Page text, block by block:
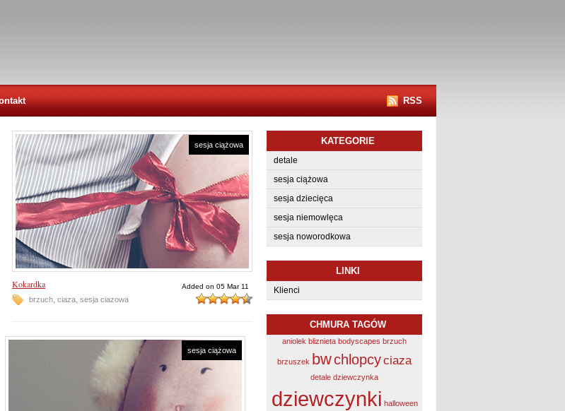
RSS
sesja ciążowa
Kokardka Added on 05 Mar 11
brzuch, ciaza, sesja ciazowa
sesja ciążowa
KATEGORIE
detale
sesja ciążowa
sesja dziecięca
sesja niemowlęca
sesja noworodkowa
LINKI
Klienci
CHMURA TAGÓW
aniolek bliznieta bodyscapes brzuch
brzuszek bwchlopcyciaza
detale dziewczynka
dziewczynki halloween